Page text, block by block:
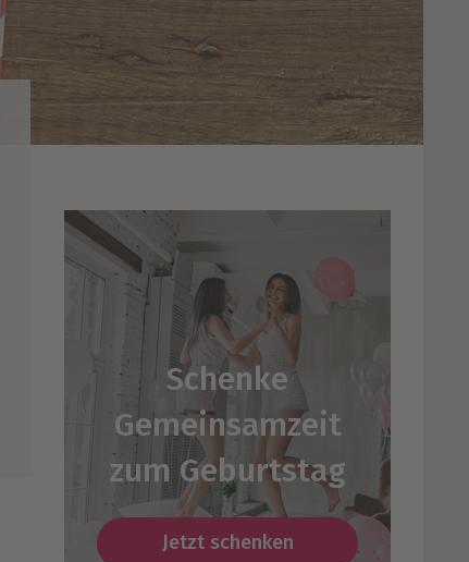
Schenke
Gemeinsamzeit
zum Geburtstag
Jetzt schenken